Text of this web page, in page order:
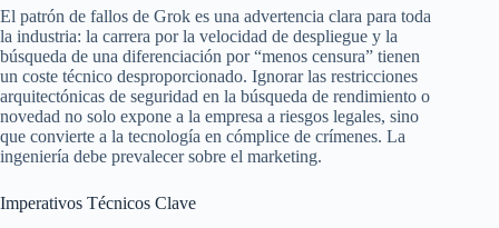
El patrón de fallos de Grok es una advertencia clara para toda
la industria: la carrera por la velocidad de despliegue y la
búsqueda de una diferenciación por “menos censura” tienen
un coste técnico desproporcionado. Ignorar las restricciones
arquitectónicas de seguridad en la búsqueda de rendimiento o
novedad no solo expone a la empresa a riesgos legales, sino
que convierte a la tecnología en cómplice de crímenes. La
ingeniería debe prevalecer sobre el marketing.
Imperativos Técnicos Clave